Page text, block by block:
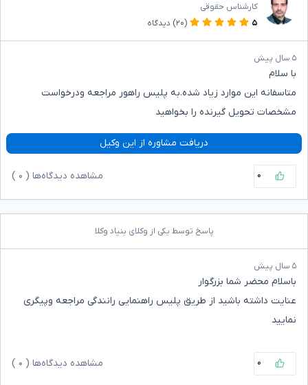
کارشناس حقوقی
۵
(۲۰) دیدگاه
۵ سال پیش
با سلام
متاسفانه این موارد زیاد شده.به پلیس راهور مراجعه ودرخواست
مشخصات تحویل گیرنده را بخواهید
دریافت مشاوره از این وکیل
۰ مشاهده دیدگاه‌ها ( ۰
پاسخ توسط یکی از وکلای بنیاد وکلا
۵ سال پیش
باسلام محضر شما بزرگوار
عنایت داشته باشید از طریق پلیس راهنمایی رانندگی مراجعه وپیگری
نمایید
۰ مشاهده دیدگاه‌ها ( ۰